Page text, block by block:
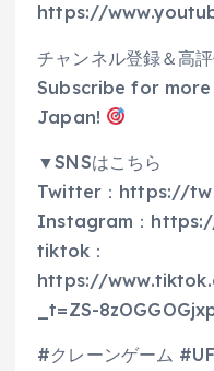
https://
チャンネル登録＆高
Subscribe for
Japan!
▼SNSはこちら
Twitter：https://
Instagram：
tiktok：
https://
_t=ZS-
#クレーンゲーム